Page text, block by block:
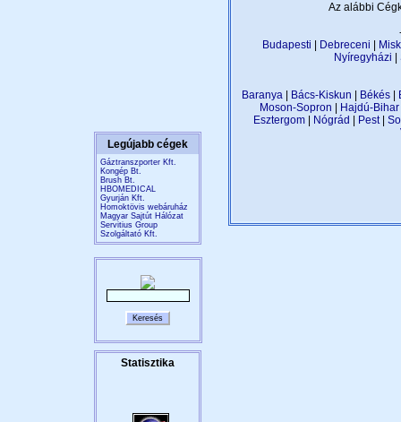
Legújabb cégek
Gáztranszporter Kft.
Kongép Bt.
Brush Bt.
HBOMEDICAL
Gyurján Kft.
Homoktövis webáruház
Magyar Sajtút Hálózat
Servitius Group
Szolgáltató Kft.
Az alábbi
Budapesti
Debreceni
Nyíregyházi
Baranya| Bács-Kiskun Békés|
Moson-Sopron
Hajdú-Bihar
Esztergom
Nógrád Pest|